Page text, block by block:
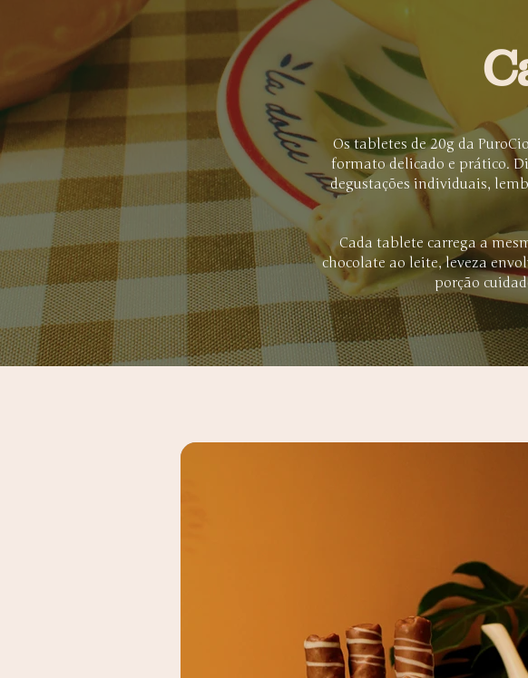
Os tabletes de 20g da
formato delicado e prático.
degustações individuais,
Cada tablete carrega a
chocolate ao leite, leveza
porção